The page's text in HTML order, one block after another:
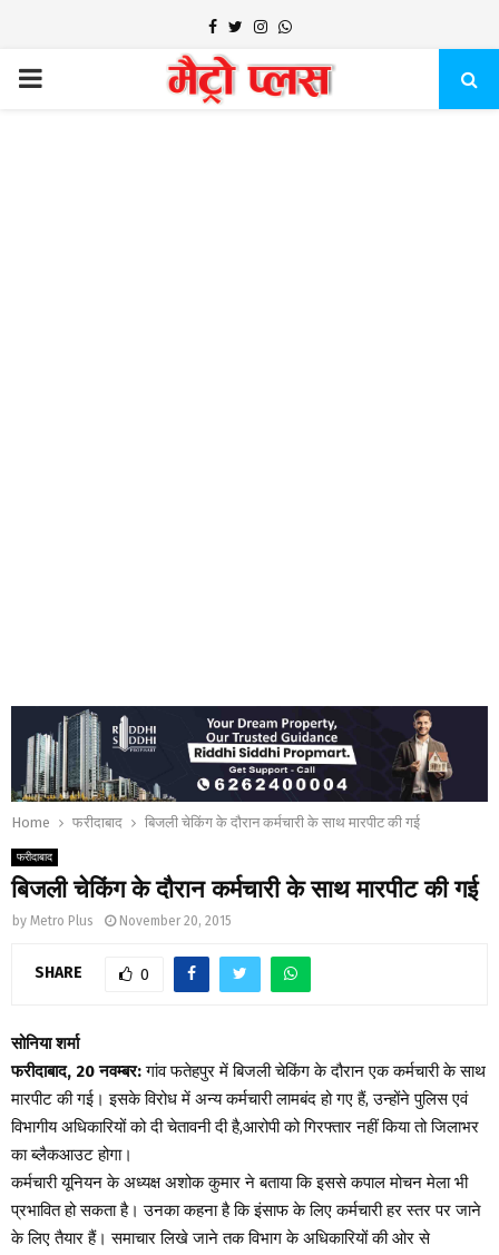
Facebook
TwitterInstagram
Whatsapp
PRIMARY
Home फरीदाबाद बिजली चेकिंग के दौरान कर्मचारी के साथ मारपीट की गई
फरीदाबाद
बिजली चेकिंग के दौरान कर्मचारी के साथ मारपीट की गई
by Metro Plus November 20, 2015
SHARE 0
सोनिया शर्मा
फरीदाबाद, 20 नवम्बर:गांव फतेहपुर में बिजली चेकिंग के दौरान एक कर्मचारी के साथ
मारपीट की गई। इसके विरोध में अन्य कर्मचारी लामबंद हो गए हैं, उन्होंने पुलिस एवं
विभागीय अधिकारियों को दी चेतावनी दी है,आरोपी को गिरफ्तार नहीं किया तो जिलाभर
का ब्लैकआउट होगा।
कर्मचारी यूनियन के अध्यक्ष अशोक कुमार ने बताया कि इससे कपाल मोचन मेला भी
प्रभावित हो सकता है। उनका कहना है कि इंसाफ के लिए कर्मचारी हर स्तर पर जाने
के लिए तैयार हैं। समाचार लिखे जाने तक विभाग के अधिकारियों की ओर से